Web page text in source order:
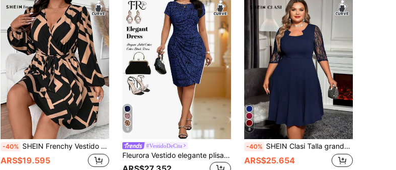
-40% SHEIN Frenchy Vestido con diseño estampado en todo el vestido, cuello en V, manga larga, y cintura con lazo para talla grande
ARS$19.595
9
#VestidoDeCita
Fleurora Vestido elegante plisado de manga corta y cuello redondo con estampado tie-dye para mujer talla grande
8
-40% SHEIN Clasi Talla grande Vestido con encaje en contraste de cuello notch
ARS$25.654